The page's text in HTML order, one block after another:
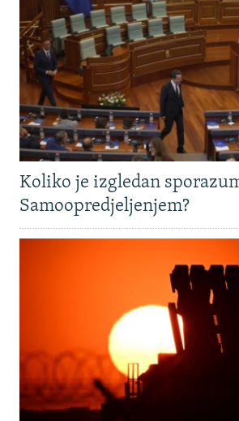
Koliko je izgledan
Samoopredjeljenjem?